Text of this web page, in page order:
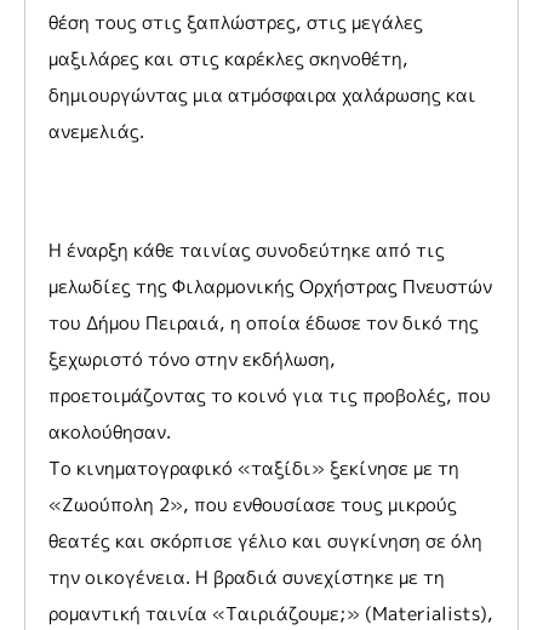
θέση τους στις ξαπλώστρες, στις μεγάλες
μαξιλάρες και στις καρέκλες σκηνοθέτη,
δημιουργώντας μια ατμόσφαιρα χαλάρωσης και
ανεμελιάς.
Η έναρξη κάθε ταινίας συνοδεύτηκε από τις
μελωδίες της Φιλαρμονικής Ορχήστρας Πνευστών
του Δήμου Πειραιά, η οποία έδωσε τον δικό της
ξεχωριστό τόνο στην εκδήλωση,
προετοιμάζοντας το κοινό για τις προβολές, που
ακολούθησαν.
Το κινηματογραφικό «ταξίδι» ξεκίνησε με τη
«Ζωούπολη 2», που ενθουσίασε τους μικρούς
θεατές και σκόρπισε γέλιο και συγκίνηση σε όλη
την οικογένεια. Η βραδιά συνεχίστηκε με τη
ρομαντική ταινία «Ταιριάζουμε;» (Materialists),